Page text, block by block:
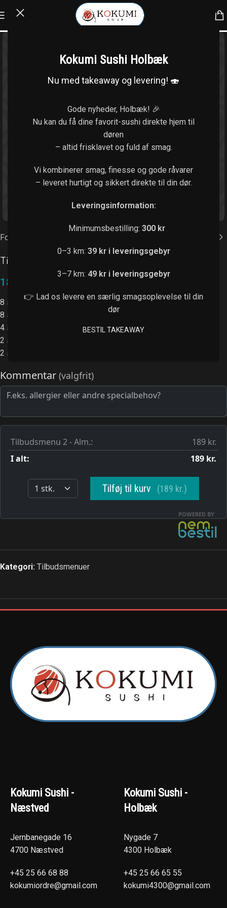
Kokumi Sushi Holbæk
Nu med takeaway og levering! 🍣
Gode nyheder, Holbæk! 🎉
Nu kan du få dine favorit-sushi direkte hjem til
døren
– altid frisklavet og fuld af smag.
Vi kombinerer smag, finesse og gode råvarer
– leveret hurtigt og sikkert direkte til din dør.
Leveringsinformation:
Minimumsbestilling: 300 kr
0–3 km: 39 kr i leveringsgebyr
3–7 km: 49 kr i leveringsgebyr
👉 Lad os levere en særlig smagsoplevelse til din
dør
BESTIL TAKEAWAY
Klik for at forstørre
Forside
Tilbudsmenu 2
189,00
8 stk. Sparkling laks
8 stk. Laks roll
4 stk. Forårsruller
2 stk. Tempura rejer
2 stk. Kakiyaki
Kategori: Tilbudsmenuer
Kokumi Sushi -
Næstved
Jernbanegade 16
4700 Næstved
+45 25 66 68 88
kokumiordre@gmail.com
Kokumi Sushi -
Holbæk
Nygade 7
4300 Holbæk
+45 25 66 65 55
kokumi4300@gmail.com